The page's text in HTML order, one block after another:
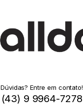
Dúvidas? Entre em contato!
(43) 9 9964-7278